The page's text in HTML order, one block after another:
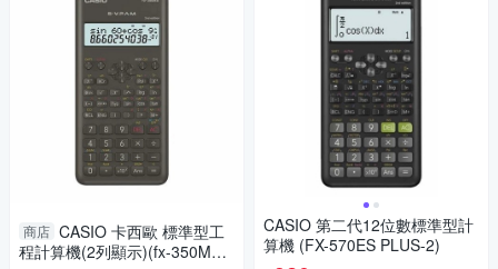
商店 CASIO 卡西歐 標準型工
程計算機(2列顯示)(fx-350MS-
CASIO 第二代12位數標準型計
算機 (FX-570ES PLUS-2)